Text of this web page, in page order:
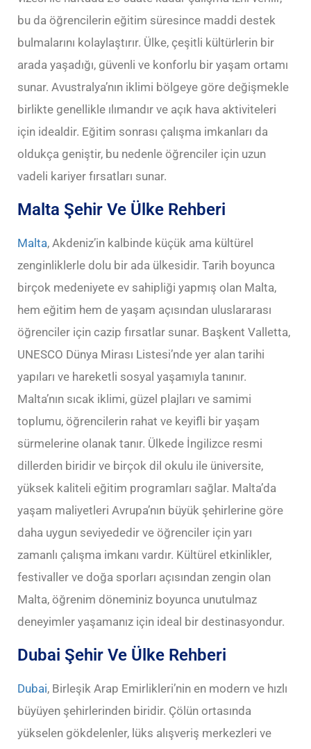
bu da öğrencilerin eğitim süresince maddi destek
bulmalarını kolaylaştırır. Ülke, çeşitli kültürlerin bir
arada yaşadığı, güvenli ve konforlu bir yaşam ortamı
sunar. Avustralya’nın iklimi bölgeye göre değişmekle
birlikte genellikle ılımandır ve açık hava aktiviteleri
için idealdir. Eğitim sonrası çalışma imkanları da
oldukça geniştir, bu nedenle öğrenciler için uzun
vadeli kariyer fırsatları sunar.
Malta Şehir Ve Ülke Rehberi
Malta, Akdeniz’in kalbinde küçük ama kültürel
zenginliklerle dolu bir ada ülkesidir. Tarih boyunca
birçok medeniyete ev sahipliği yapmış olan Malta,
hem eğitim hem de yaşam açısından uluslararası
öğrenciler için cazip fırsatlar sunar. Başkent Valletta,
UNESCO Dünya Mirası Listesi’nde yer alan tarihi
yapıları ve hareketli sosyal yaşamıyla tanınır.
Malta’nın sıcak iklimi, güzel plajları ve samimi
toplumu, öğrencilerin rahat ve keyifli bir yaşam
sürmelerine olanak tanır. Ülkede İngilizce resmi
dillerden biridir ve birçok dil okulu ile üniversite,
yüksek kaliteli eğitim programları sağlar. Malta’da
yaşam maliyetleri Avrupa’nın büyük şehirlerine göre
daha uygun seviyededir ve öğrenciler için yarı
zamanlı çalışma imkanı vardır. Kültürel etkinlikler,
festivaller ve doğa sporları açısından zengin olan
Malta, öğrenim döneminiz boyunca unutulmaz
deneyimler yaşamanız için ideal bir destinasyondur.
Dubai Şehir Ve Ülke Rehberi
Dubai, Birleşik Arap Emirlikleri’nin en modern ve hızlı
büyüyen şehirlerinden biridir. Çölün ortasında
yükselen gökdelenler, lüks alışveriş merkezleri ve